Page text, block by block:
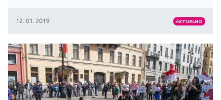
12. 01. 2019 AKTUELNO